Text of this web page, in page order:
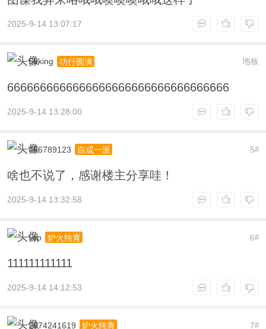
2025-9-14 13:07:17
地板
55king 功行圆满
6666666666666666666666666666666666
2025-9-14 13:28:00
5#
456789123 自成一派
啥也不说了，感谢楼主分享哇！
2025-9-14 13:32:58
6#
vcp 炉火纯青
111111111111
2025-9-14 14:12:53
7#
2074241619 炉火纯青